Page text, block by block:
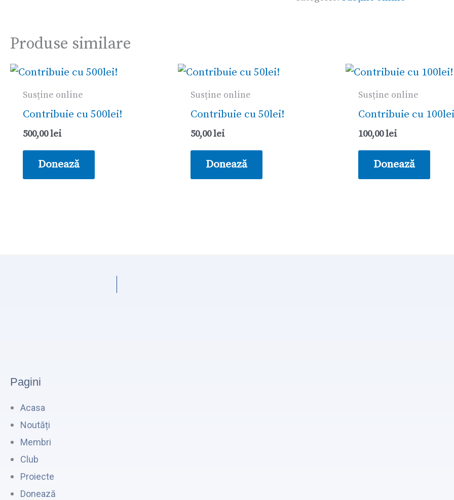
Produse similare
Susține online
Contribuie cu 500lei!
500,00lei
Donează
Susține online
Contribuie cu 50lei!
50,00lei
Donează
Susține online
Contribuie cu
100,00lei
Donează
Pagini
Acasa
Noutăți
Membri
Club
Proiecte
Donează